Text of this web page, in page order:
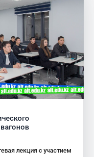
лекция с участием